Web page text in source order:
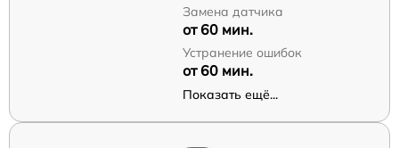
Замена датчика
от 60 мин.
Устранение ошибок
от 60 мин.
Показать ещё...